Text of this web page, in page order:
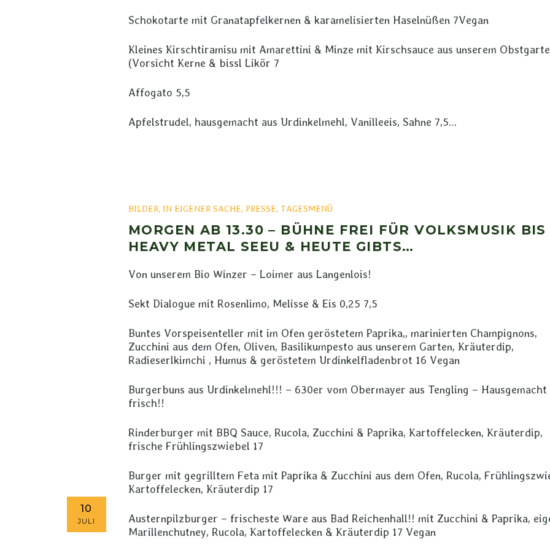
Schokotarte mit Granatapfelkernen & karamelisierten Haselnüßen 7Vegan
Kleines Kirschtiramisu mit Amarettini & Minze mit Kirschsauce aus unserem
(Vorsicht Kerne & bissl Likör 7
Affogato 5,5
Apfelstrudel, hausgemacht aus Urdinkelmehl, Vanilleeis, Sahne 7,5…
10
JULI
BILDER, IN EIGENER SACHE, PRESSE, TAGESMENÜ
MORGEN AB 13.30 – BÜHNE FREI FÜR VOLKSMUSIK BIS
HEAVY METAL SEEU & HEUTE GIBTS…
Von unserem Bio Winzer – Loimer aus Langenlois!
Sekt Dialogue mit Rosenlimo, Melisse & Eis 0,25 7,5
Buntes Vorspeisenteller mit im Ofen geröstetem Paprika,, marinierten Champignons,
Zucchini aus dem Ofen, Oliven, Basilikumpesto aus unserem Garten, Kräuterdip,
Radieserlkimchi , Humus & geröstetem Urdinkelfladenbrot 16 Vegan
Burgerbuns aus Urdinkelmehl!!! – 630er vom Obermayer aus Tengling – Hausgemacht
frisch!!
Rinderburger mit BBQ Sauce, Rucola, Zucchini & Paprika, Kartoffelecken, Kräuterdip,
frische Frühlingszwiebel 17
Burger mit gegrilltem Feta mit Paprika & Zucchini aus dem Ofen, Rucola,
Kartoffelecken, Kräuterdip 17
Austernpilzburger – frischeste Ware aus Bad Reichenhall!! mit Zucchini & Paprika,
Marillenchutney, Rucola, Kartoffelecken & Kräuterdip 17 Vegan